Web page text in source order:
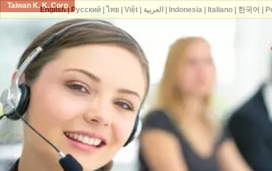
Taiwan K. K. Corp.
English| Русский| ไทย| Việt| العربية Indonesia| Italiano| 한국어